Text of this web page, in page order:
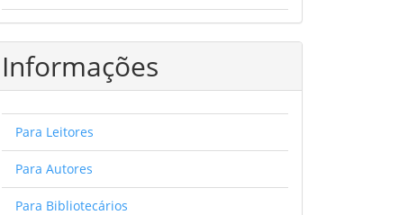
Informações
Para Leitores
Para Autores
Para Bibliotecários